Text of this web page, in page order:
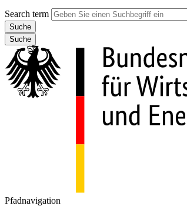
Search term
Suche
Pfadnavigation